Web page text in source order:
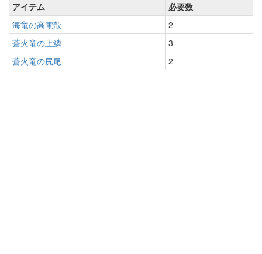
アイテム
必要数
海竜の高電殻
2
蒼火竜の上鱗
3
蒼火竜の尻尾
2